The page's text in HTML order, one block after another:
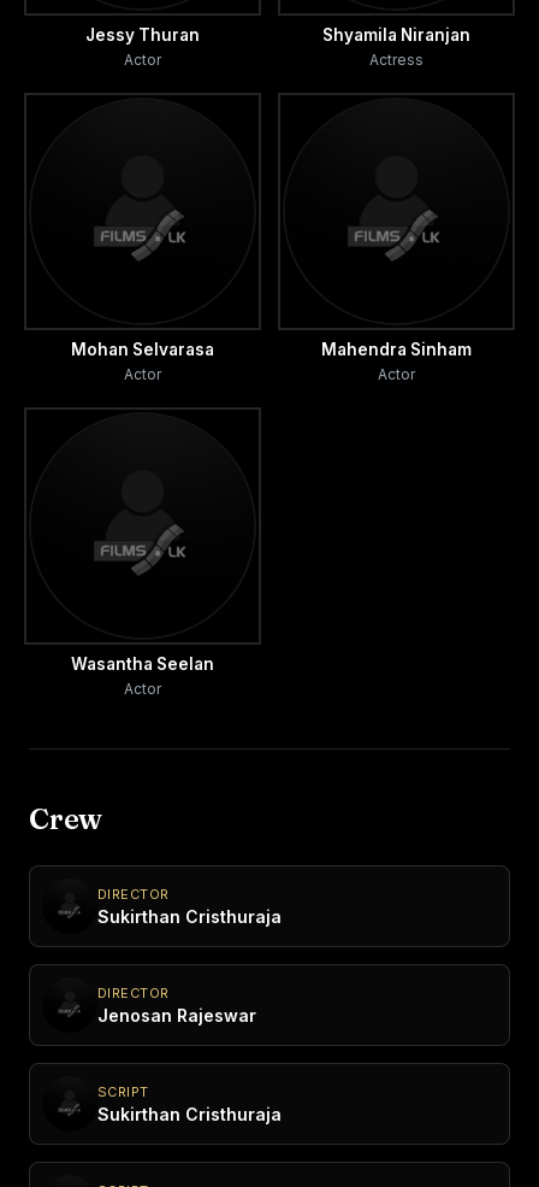
Jessy Thuran
Actor
Shyamila Niranjan
Actress
Mohan Selvarasa
Actor
Mahendra Sinham
Actor
Wasantha Seelan
Actor
Crew
DIRECTOR
Sukirthan Cristhuraja
DIRECTOR
Jenosan Rajeswar
SCRIPT
Sukirthan Cristhuraja